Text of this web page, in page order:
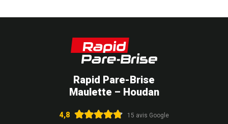
Rapid Pare-Brise
Maulette – Houdan
4,8 15 avis Google